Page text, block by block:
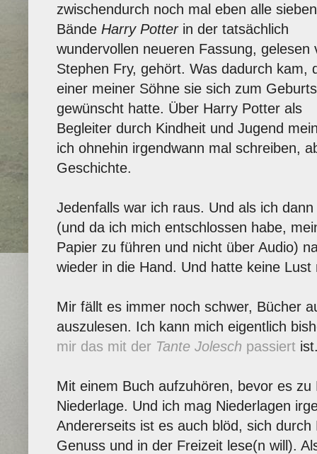
zwischendurch noch mal eben alle sieben
Bände Harry Potterin der tatsächlich
wundervollen neueren Fassung, gelesen
Stephen Fry, gehört. Was dadurch kam,
einer meiner Söhne sie sich zum
gewünscht hatte. Über Harry Potter als
Begleiter durch Kindheit und Jugend
ich ohnehin irgendwann mal schreiben,
Geschichte.
Jedenfalls war ich raus. Und als ich
(und da ich mich entschlossen habe,
Papier zu führen und nicht über Audio)
wieder in die Hand. Und hatte keine Lust
Mir fällt es immer noch schwer, Bücher
auszulesen. Ich kann mich eigentlich
mir das mit der Tante Jolesch passiert
Mit einem Buch aufzuhören, bevor es
Niederlage. Und ich mag Niederlagen
Andererseits ist es auch blöd, sich
Genuss und in der Freizeit lese(n will).